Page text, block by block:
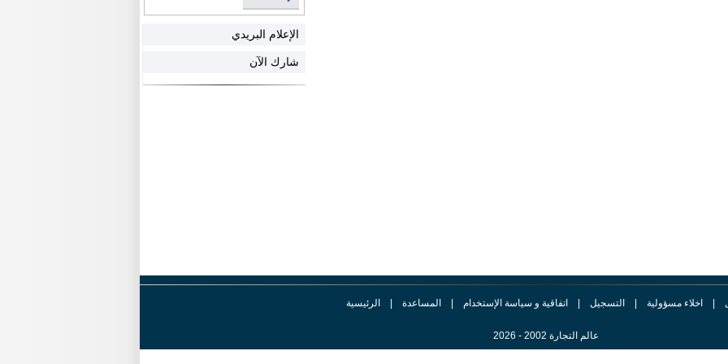
الإعلام البريدي
شارك الآن
اخلاء مسؤولية التسجيل اتفاقية و سياسة الإستخدام المساعدة الرئيسية
عالم التجارة 2002 - 2026